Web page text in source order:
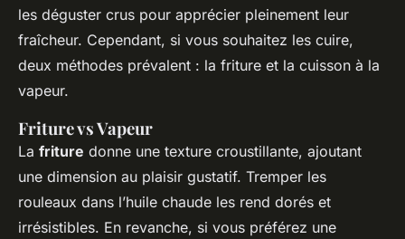
les déguster crus pour apprécier pleinement leur
fraîcheur. Cependant, si vous souhaitez les cuire,
deux méthodes prévalent : la friture et la cuisson à la
vapeur.
Friture vs Vapeur
La friture donne une texture croustillante, ajoutant
une dimension au plaisir gustatif. Tremper les
rouleaux dans l’huile chaude les rend dorés et
irrésistibles. En revanche, si vous préférez une